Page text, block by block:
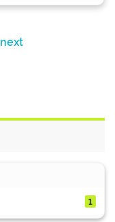
next
1